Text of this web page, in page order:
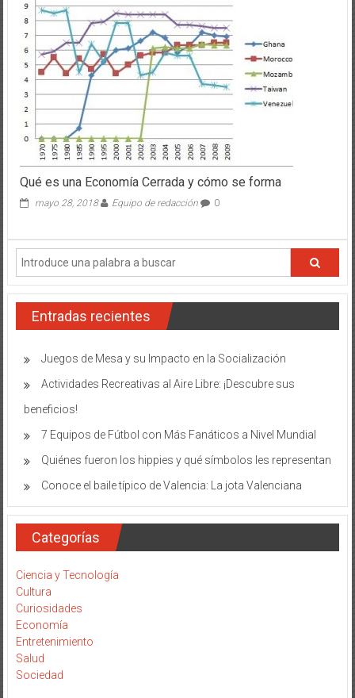
Qué es una Economía Cerrada y cómo se forma
mayo 28, 2018 Equipo de redacción 0
Entradas recientes
Juegos de Mesa y su Impacto en la Socialización
Actividades Recreativas al Aire Libre: ¡Descubre sus
beneficios!
7 Equipos de Fútbol con Más Fanáticos a Nivel Mundial
Quiénes fueron los hippies y qué símbolos les representan
Conoce el baile típico de Valencia: La jota Valenciana
Categorías
Ciencia y Tecnología
Cultura
Curiosidades
Economía
Entretenimiento
Salud
Sociedad